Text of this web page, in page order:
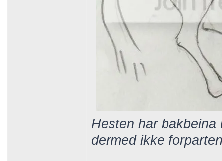
Hesten har
dermed ikke